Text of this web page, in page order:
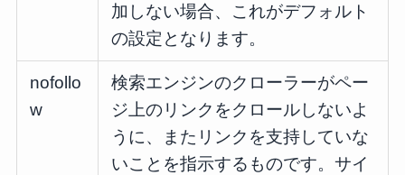
加しない場合、これがデフォルト
の設定となります。
nofollo
w
検索エンジンのクローラーがペー
ジ上のリンクをクロールしないよ
うに、またリンクを支持していな
いことを指示するものです。サイ